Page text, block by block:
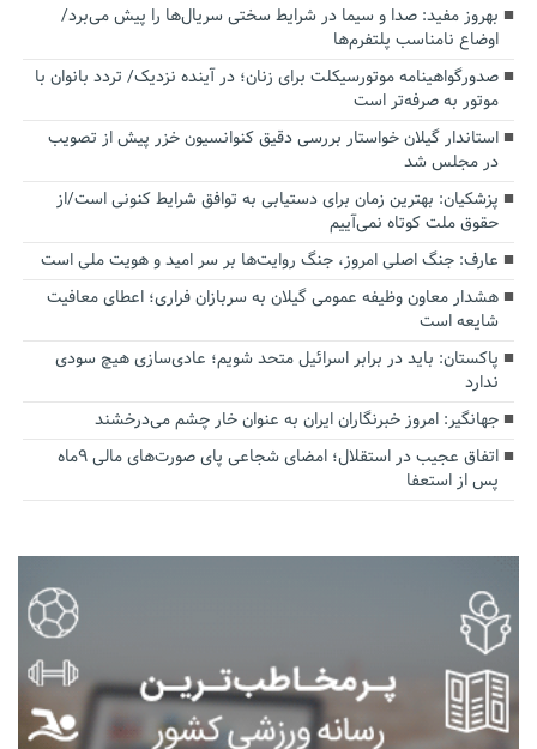
بهروز مفید: صدا و سیما در شرایط سختی سریال‌ها را پیش می‌برد/
اوضاع نامناسب پلتفرم‌ها
صدورگواهینامه موتورسیکلت برای زنان؛ در آینده نزدیک/ تردد بانوان با
موتور به‌ صرفه‌تر است
استاندار گیلان خواستار بررسی دقیق کنوانسیون خزر پیش از تصویب
در مجلس شد
پزشکیان‌: بهترین زمان برای دستیابی به توافق شرایط کنونی است/از
حقوق ملت کوتاه نمی‌آییم
عارف: جنگ اصلی امروز، جنگ روایت‌ها بر سر امید و هویت ملی است
هشدار معاون وظیفه عمومی گیلان به سربازان فراری؛ اعطای معافیت
شایعه است
پاکستان: باید در برابر اسرائیل متحد شویم؛ عادی‌سازی هیچ سودی
ندارد
جهانگیر: امروز خبرنگاران ایران به عنوان خار چشم می‌درخشند
اتفاق عجیب در استقلال؛ امضای شجاعی پای صورت‌های مالی ٩ماه
پس از استعفا